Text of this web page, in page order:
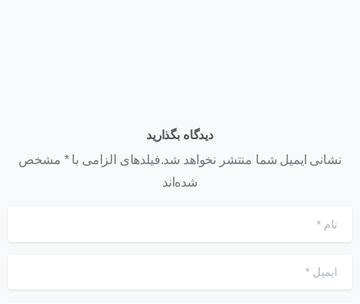
دیدگاه بگذارید
نشانی ایمیل شما منتشر نخواهد شد.فیلدهای الزامی با * مشخص
شده‌اند
*
ایمیل